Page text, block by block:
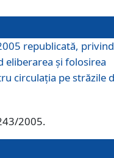
republicată, privind
eliberarea şi folosirea
circulația pe străzile
2005.